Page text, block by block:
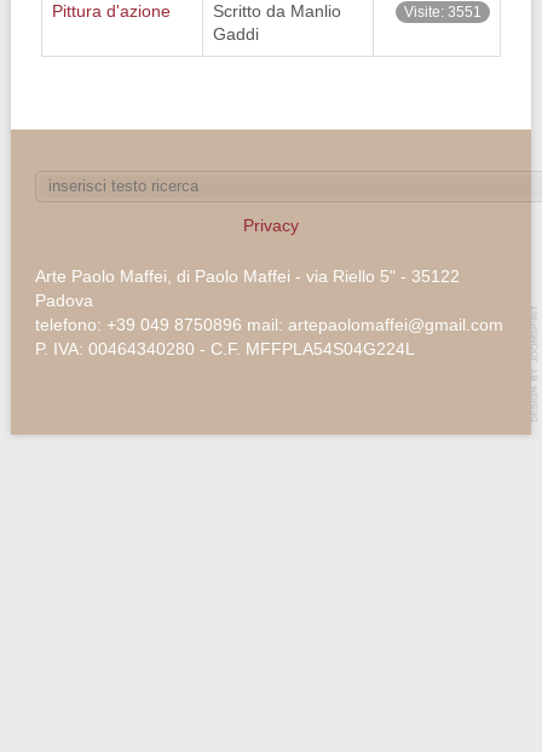
Pittura d'azione
Scritto da Manlio
Gaddi
Visite: 3551
Privacy
Arte Paolo Maffei, di Paolo Maffei - via Riello 5" - 35122
Padova
telefono: +39 049 8750896 mail: artepaolomaffei@gmail.com
P. IVA: 00464340280 - C.F. MFFPLA54S04G224L